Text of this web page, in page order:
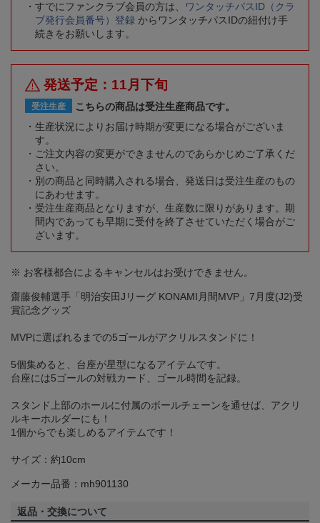
すでにファンクラブ会員の方は、
ワンタッチパスID（クラ
ブ発行会員番号）登録 からワンタッチパスIDの紐付け手
続きをお願いします。
発送予定：11月下旬
受注生産
こちらの商品は受注生産商品です。
生産状況によりお届け時期が変更になる場合がございま
す。
ご注文内容の変更ができませんのであらかじめご了承くだ
さい。
別の商品と同時購入される場合、発送日は受注生産のもの
にあわせます。
受注生産商品となりますが、生産数に限りがあります。期
間内であっても早期に受付を終了させていただく場合がご
ざいます。
※ お客様都合によるキャンセルはお受けできません。
齋藤俊輔選手「明治安田Jリーグ KONAMI月間MVP」7月度(J2)受
賞記念グッズ
MVPに選ばれるまでの5ゴールがアクリルスタンドに！
5個集めると、台座が星型になるアイテムです。
台座には5ゴールの対戦カード、ゴール時間を記録。
スタンド上部のホールに付属のボールチェーンを通せば、アクリ
ルキーホルダーにも！
1個からでも楽しめるアイテムです！
サイズ：約10cm
メーカー品番：mh901130
返品・交換について